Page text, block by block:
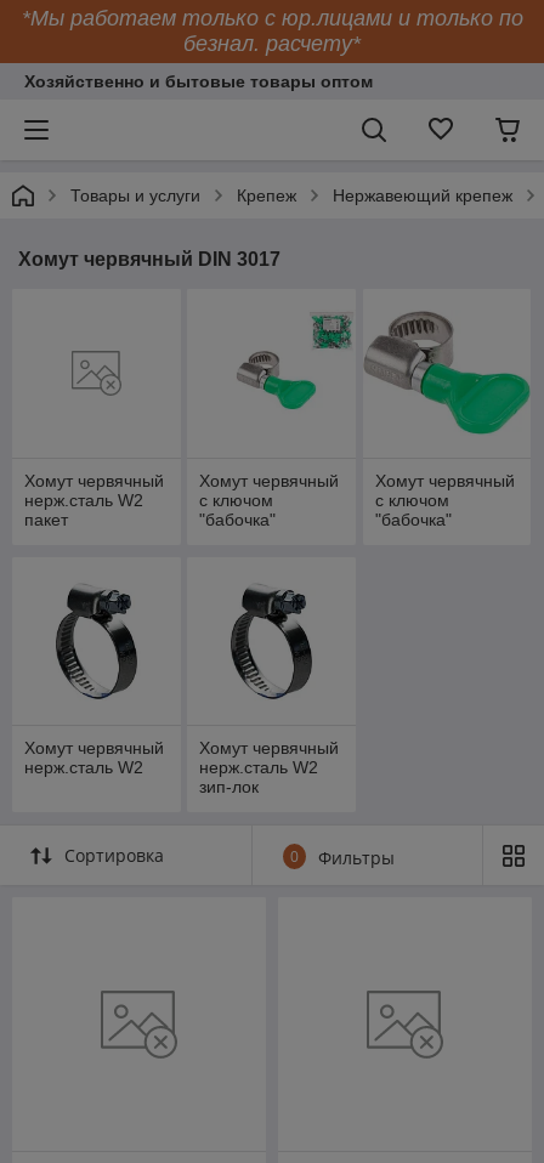
*Мы работаем только с юр.лицами и только по
безнал. расчету*
Хозяйственно и бытовые товары оптом
Товары и услуги Крепеж Нержавеющий крепеж
Хомут червячный DIN 3017
Хомут червячный
нерж.сталь W2
пакет
Хомут червячный
с ключом
"бабочка"
Хомут червячный
с ключом
"бабочка"
Хомут червячный
нерж.сталь W2
Хомут червячный
нерж.сталь W2
зип-лок
Сортировка 0 Фильтры